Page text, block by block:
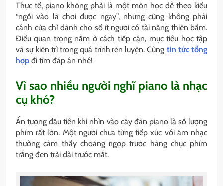
Thực tế, piano không phải là một môn học dễ theo kiểu
“ngồi vào là chơi được ngay”, nhưng cũng không phải
cánh cửa chỉ dành cho số ít người có tài năng thiên bẩm.
Điều quan trọng nằm ở cách tiếp cận, mục tiêu học tập
và sự kiên trì trong quá trình rèn luyện. Cùng tin tức tổng
hợp đi tìm đáp án nhé!
Vì sao nhiều người nghĩ piano là nhạc
cụ khó?
Ấn tượng đầu tiên khi nhìn vào cây đàn piano là số lượng
phím rất lớn. Một người chưa từng tiếp xúc với âm nhạc
thường cảm thấy choáng ngợp trước hàng chục phím
trắng đen trải dài trước mắt.